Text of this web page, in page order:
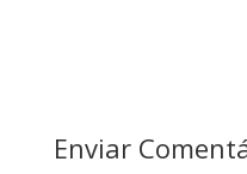
Enviar